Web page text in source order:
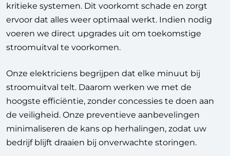
kritieke systemen. Dit voorkomt schade en zorgt
ervoor dat alles weer optimaal werkt. Indien nodig
voeren we direct upgrades uit om toekomstige
stroomuitval te voorkomen.
Onze elektriciens begrijpen dat elke minuut bij
stroomuitval telt. Daarom werken we met de
hoogste efficiëntie, zonder concessies te doen aan
de veiligheid. Onze preventieve aanbevelingen
minimaliseren de kans op herhalingen, zodat uw
bedrijf blijft draaien bij onverwachte storingen.